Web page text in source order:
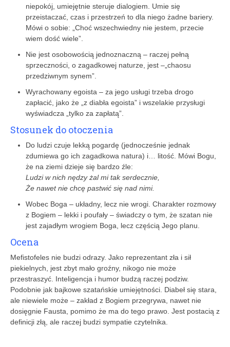
niepokój, umiejętnie steruje dialogiem. Umie się
przeistaczać, czas i przestrzeń to dla niego żadne bariery.
Mówi o sobie: „Choć wszechwiedny nie jestem, przecie
wiem dość wiele”.
Nie jest osobowością jednoznaczną – raczej pełną
sprzeczności, o zagadkowej naturze, jest –„chaosu
przedziwnym synem”.
Wyrachowany egoista – za jego usługi trzeba drogo
zapłacić, jako że „z diabła egoista” i wszelakie przysługi
wyświadcza „tylko za zapłatą”.
Stosunek do otoczenia
Do ludzi czuje lekką pogardę (jednocześnie jednak
zdumiewa go ich zagadkowa natura) i… litość. Mówi Bogu,
że na ziemi dzieje się bardzo źle:
Ludzi w nich nędzy żal mi tak serdecznie,
Że nawet nie chcę pastwić się nad nimi.
Wobec Boga – układny, lecz nie wrogi. Charakter rozmowy
z Bogiem – lekki i poufały – świadczy o tym, że szatan nie
jest zajadłym wrogiem Boga, lecz częścią Jego planu.
Ocena
Mefistofeles nie budzi odrazy. Jako reprezentant zła i sił
piekielnych, jest zbyt mało groźny, nikogo nie może
przestraszyć. Inteligencja i humor budzą raczej podziw.
Podobnie jak bajkowe szatańskie umiejętności. Diabeł się stara,
ale niewiele może – zakład z Bogiem przegrywa, nawet nie
dosięgnie Fausta, pomimo że ma do tego prawo. Jest postacią z
definicji złą, ale raczej budzi sympatie czytelnika.